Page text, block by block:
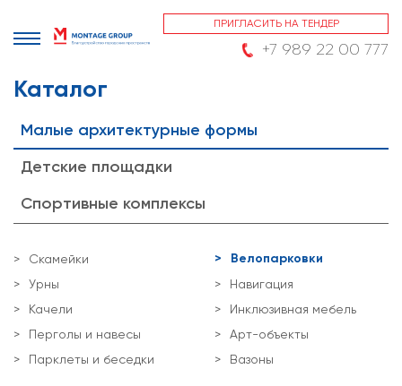
ПРИГЛАСИТЬ НА ТЕНДЕР
+7 989 22 00 777
Каталог
Малые архитектурные формы
Детские площадки
Спортивные комплексы
Скамейки
Урны
Качели
Перголы и навесы
Парклеты и беседки
Велопарковки
Навигация
Инклюзивная мебель
Арт-объекты
Вазоны